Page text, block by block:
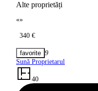
Alte proprietăți
«»
340 €
9
Sună Proprietarul
40